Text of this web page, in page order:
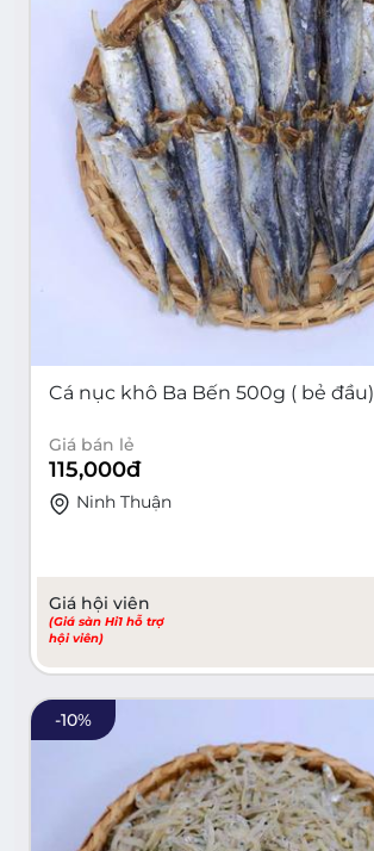
Cá nục khô Ba Bến 500g ( bẻ đầu)
Giá bán lẻ
115,000đ
Ninh Thuận
Giá hội viên
(Giá sàn Hi1 hỗ trợ
hội viên)
-10%